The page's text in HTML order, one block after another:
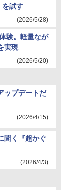
を試す
(2026/5/28)
験。軽量なが
実現
(2026/5/20)
ップデートだ
(2026/4/15)
聞く『超かぐ
(2026/4/3)